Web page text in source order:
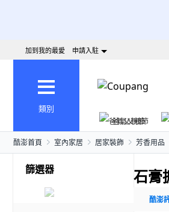
加到我的最愛 申請入駐
類別
爸氣父親節
酷澎首頁 室內家居 居家裝飾 芳香用品
篩選器 石膏
酷澎